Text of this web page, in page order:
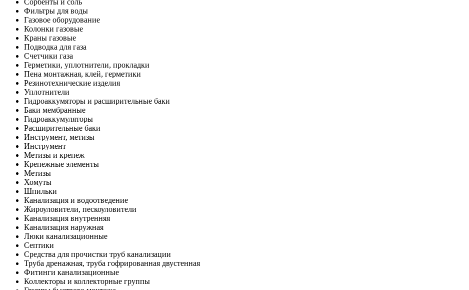
Сорбенты и соль
Фильтры для воды
Газовое оборудование
Колонки газовые
Краны газовые
Подводка для газа
Счетчики газа
Герметики, уплотнители, прокладки
Пена монтажная, клей, герметики
Резинотехнические изделия
Уплотнители
Гидроаккумяторы и расширительные баки
Баки мембранные
Гидроаккумуляторы
Расширительные баки
Инструмент, метизы
Инструмент
Метизы и крепеж
Крепежные элементы
Метизы
Хомуты
Шпильки
Канализация и водоотведение
Жироуловители, пескоуловители
Канализация внутренняя
Канализация наружная
Люки канализационные
Септики
Средства для прочистки труб канализации
Труба дренажная, труба гофрированная двустенная
Фитинги канализационные
Коллекторы и коллекторные группы